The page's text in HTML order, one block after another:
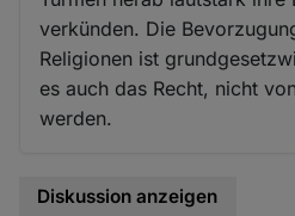
verkünden. Die
Religionen ist
es auch das Recht, nicht
werden.
Diskussion anzeigen